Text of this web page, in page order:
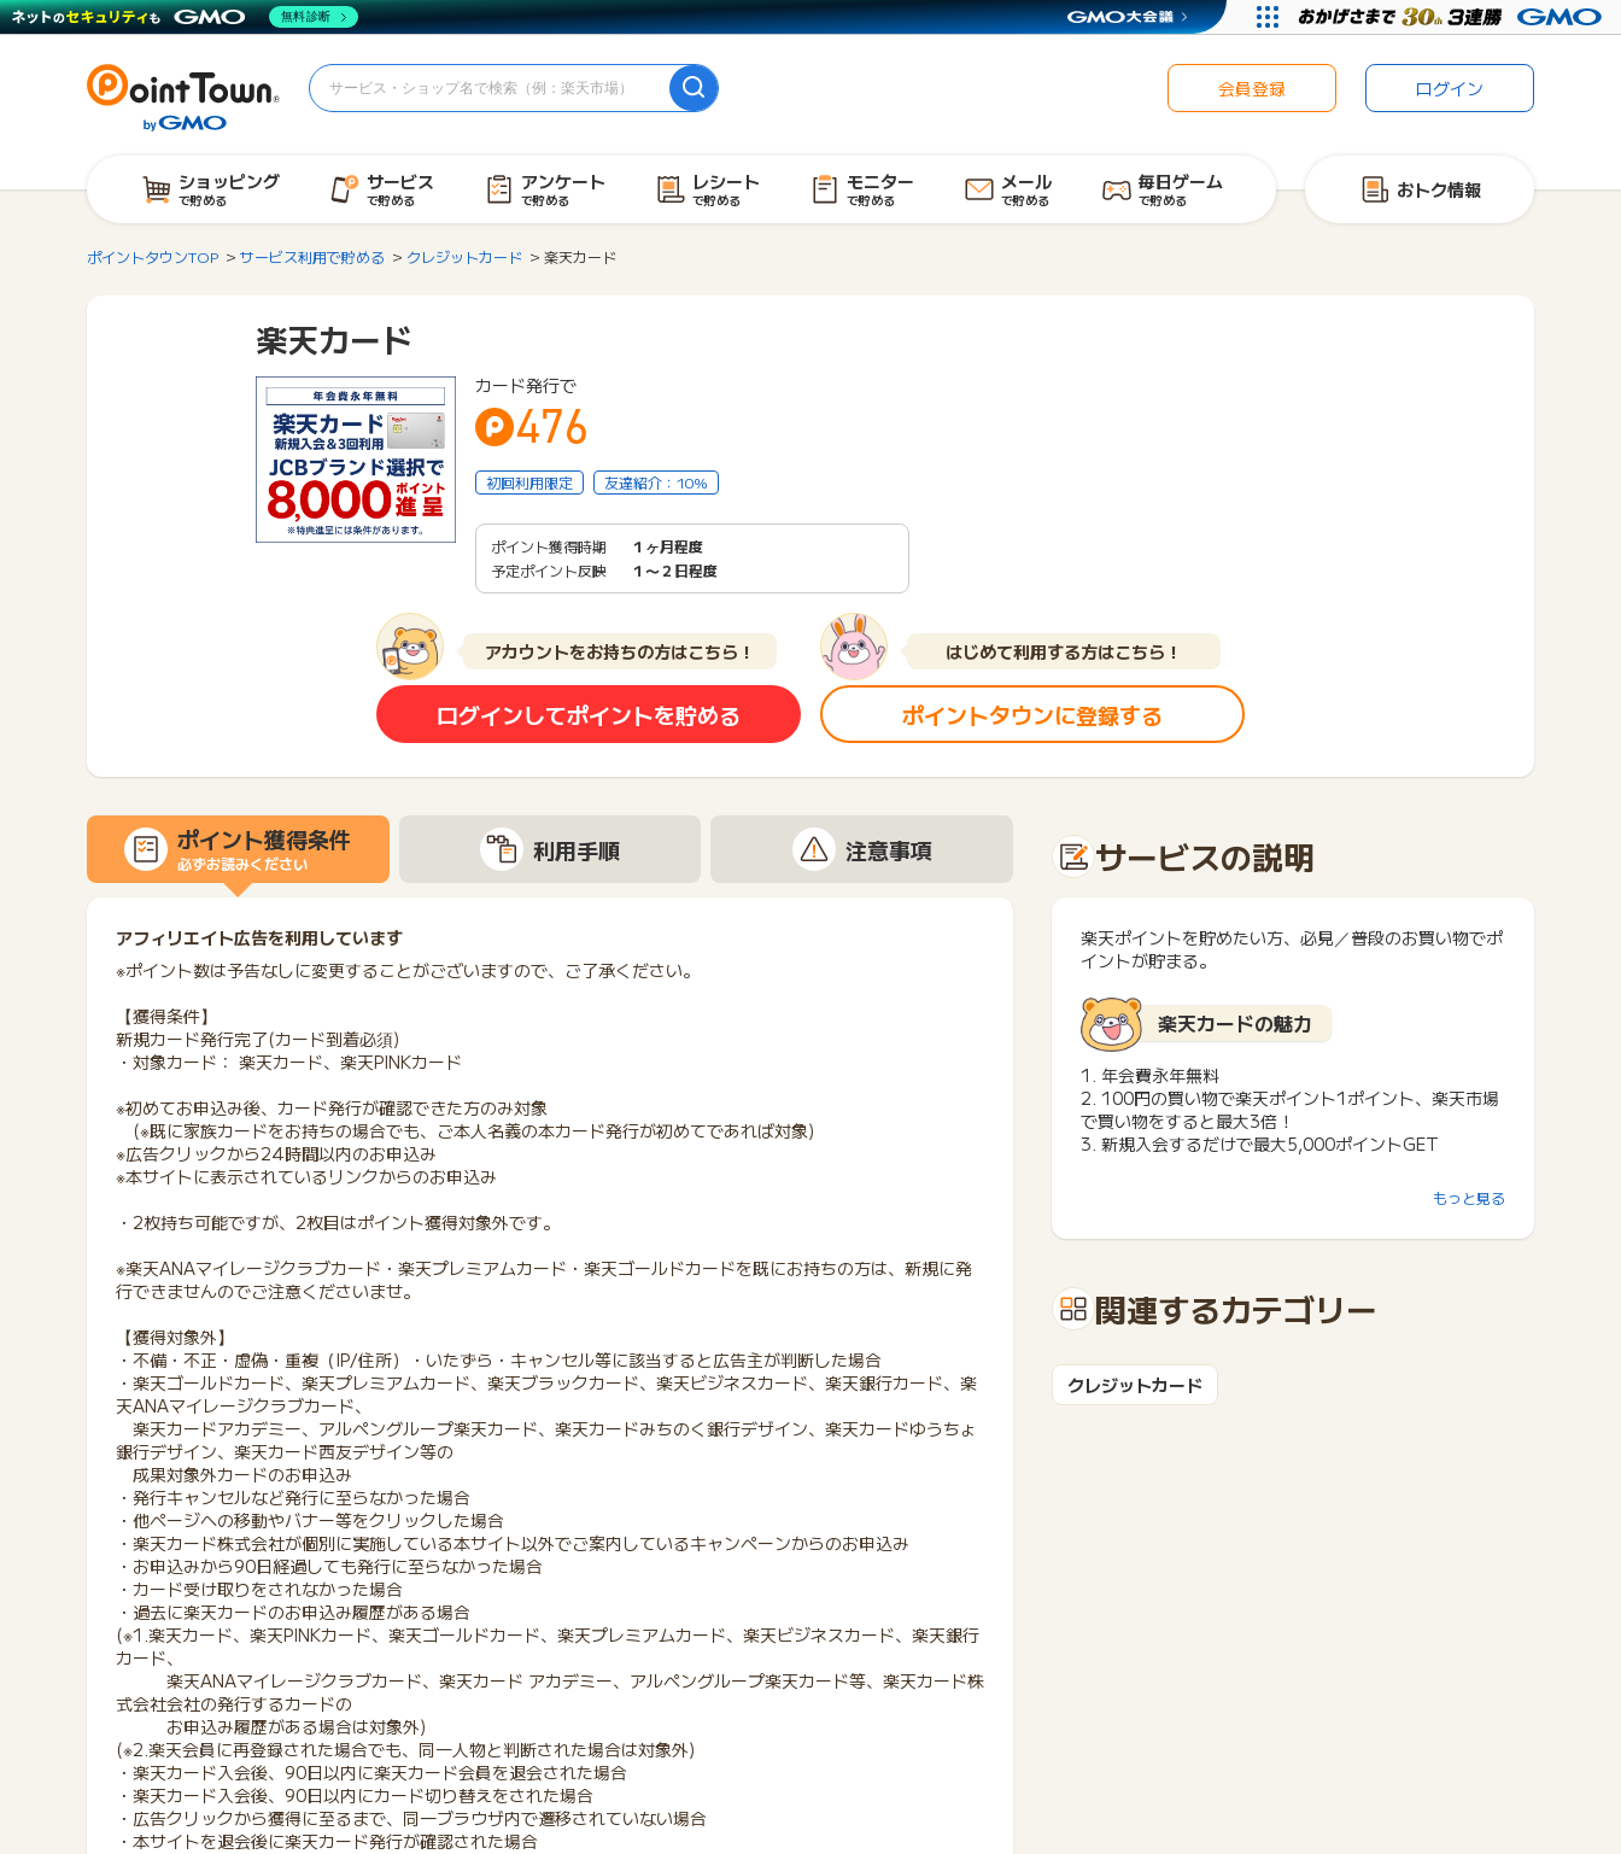
会員登録 ログイン
ショッピング
で貯める
サービス
で貯める
アンケート
で貯める
レシート
で貯める
モニター
で貯める
メール
で貯める
毎日ゲーム
で貯める おトク情報
ポイントタウンTOP サービス利用で貯める クレジットカード 楽天カード
楽天カード
カード発行で
476
初回利用限定 友達紹介：10%
ポイント獲得時期
１ヶ月程度
予定ポイント反映
１〜２日程度
アカウントをお持ちの方はこちら！
ログインしてポイントを貯める
はじめて利用する方はこちら！
ポイントタウンに登録する
ポイント獲得条件
必ずお読みください 利用手順 注意事項
アフィリエイト広告を利用しています
※ポイント数は予告なしに変更することがございますので、ご了承ください。
【獲得条件】
新規カード発行完了(カード到着必須)
・対象カード： 楽天カード、楽天PINKカード
※初めてお申込み後、カード発行が確認できた方のみ対象
(※既に家族カードをお持ちの場合でも、ご本人名義の本カード発行が初めてであれば対象)
※広告クリックから24時間以内のお申込み
※本サイトに表示されているリンクからのお申込み
・2枚持ち可能ですが、2枚目はポイント獲得対象外です。
※楽天ANAマイレージクラブカード・楽天プレミアムカード・楽天ゴールドカードを既にお持ちの方は、新規に発
行できませんのでご注意くださいませ。
【獲得対象外】
・不備・不正・虚偽・重複（IP/住所）・いたずら・キャンセル等に該当すると広告主が判断した場合
・楽天ゴールドカード、楽天プレミアムカード、楽天ブラックカード、楽天ビジネスカード、楽天銀行カード、楽
天ANAマイレージクラブカード、
楽天カードアカデミー、アルペングループ楽天カード、楽天カードみちのく銀行デザイン、楽天カードゆうちょ
銀行デザイン、楽天カード西友デザイン等の
成果対象外カードのお申込み
・発行キャンセルなど発行に至らなかった場合
・他ページへの移動やバナー等をクリックした場合
・楽天カード株式会社が個別に実施している本サイト以外でご案内しているキャンペーンからのお申込み
・お申込みから90日経過しても発行に至らなかった場合
・カード受け取りをされなかった場合
・過去に楽天カードのお申込み履歴がある場合
(※1.楽天カード、楽天PINKカード、楽天ゴールドカード、楽天プレミアムカード、楽天ビジネスカード、楽天銀行
カード、
楽天ANAマイレージクラブカード、楽天カード アカデミー、アルペングループ楽天カード等、楽天カード株
式会社会社の発行するカードの
お申込み履歴がある場合は対象外)
(※2.楽天会員に再登録された場合でも、同一人物と判断された場合は対象外)
・楽天カード入会後、90日以内に楽天カード会員を退会された場合
・楽天カード入会後、90日以内にカード切り替えをされた場合
・広告クリックから獲得に至るまで、同一ブラウザ内で遷移されていない場合
・本サイトを退会後に楽天カード発行が確認された場合
サービスの説明
楽天ポイントを貯めたい方、必見／普段のお買い物でポ
イントが貯まる。
楽天カードの魅力
1. 年会費永年無料
2. 100円の買い物で楽天ポイント1ポイント、楽天市場
で買い物をすると最大3倍！
3. 新規入会するだけで最大5,000ポイントGET
ド。
年会費は永年無料、新規入会で2,000ポイントGET！ま
族に楽天カードを紹介すると1人あたり1,000ポイン
ト、最大9名9,000ポイントが貰えます！
普段の買い物は100円あたり1ポイント還元、楽天市場
もっと見る
関連するカテゴリー
クレジットカード
無料診断